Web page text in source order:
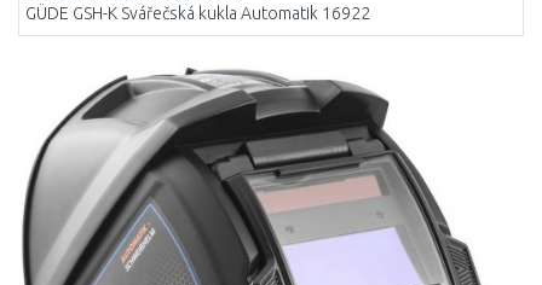
GÜDE GSH-K Svářečská kukla Automatik 16922